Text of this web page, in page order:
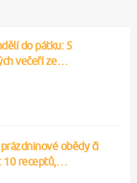
do pátku: 5
večeří ze…
obědy či
10 receptů,…